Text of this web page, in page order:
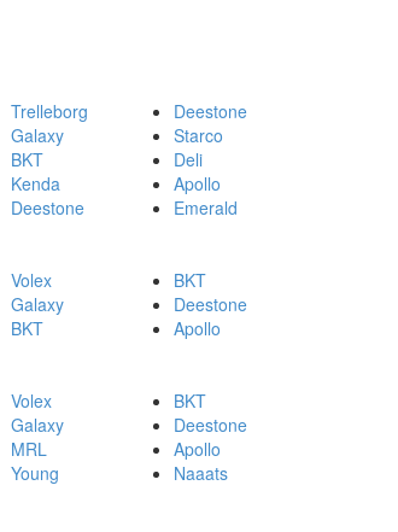
Trelleborg
Galaxy
BKT
Kenda
Deestone
Deestone
Starco
Deli
Apollo
Emerald
Volex
Galaxy
BKT
BKT
Deestone
Apollo
Volex
Galaxy
MRL
Young
BKT
Deestone
Apollo
Naaats